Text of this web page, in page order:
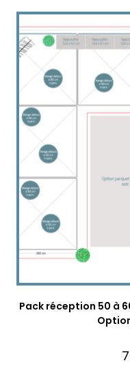
Pack réception 50 à